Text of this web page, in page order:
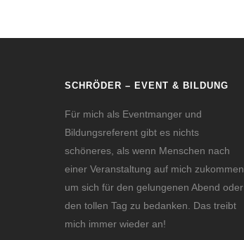
SCHRÖDER – EVENT & BILDUNG
Für mich als Eventmanger und
Bildungsreferent gibt es nichts
schöneres, als wenn Menschen nach
einer Veranstaltung auf mich zukommen,
um sich für den gelungenen Abend oder
den tollen Tag zu bedanken. Das treibt
mich immer wieder an!